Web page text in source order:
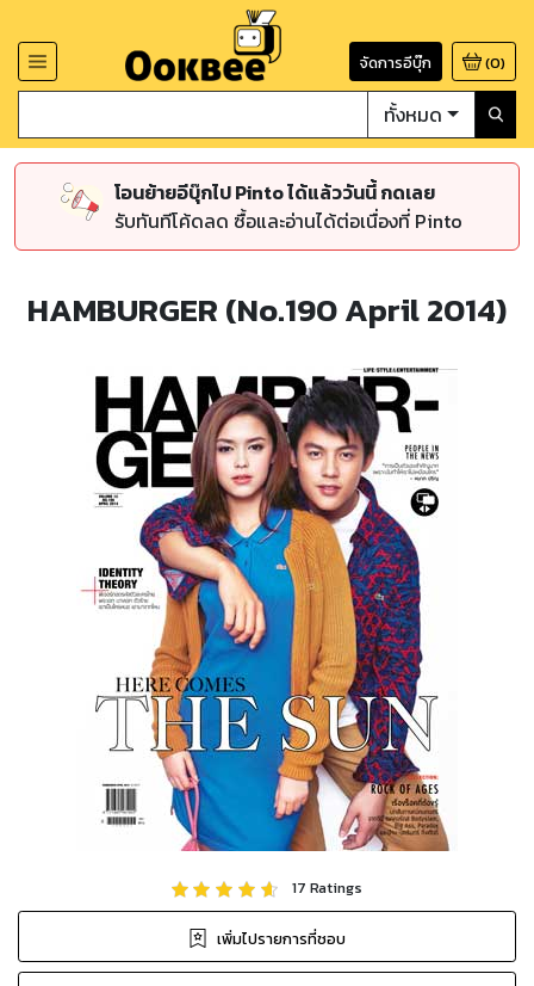
จัดการอีบุ๊ก (0)
ทั้งหมด
โอนย้ายอีบุ๊กไป Pinto ได้แล้ววันนี้ กดเลย
รับทันทีโค้ดลด ซื้อและอ่านได้ต่อเนื่องที่ Pinto
HAMBURGER (No.190 April 2014)
17 Ratings
เพิ่มไปรายการที่ชอบ